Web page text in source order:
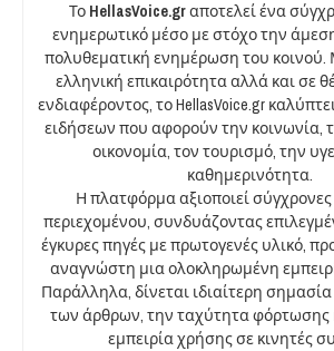
Το HellasVoice.grαποτελεί ένα
ενημερωτικό μέσο με στόχο την
πολυθεματική ενημέρωση του
ελληνική επικαιρότητα αλλά και σε
ενδιαφέροντος, το HellasVoice.gr
ειδήσεων που αφορούν την κοινωνία,
οικονομία, τον τουρισμό, την
καθημερινότητα.
Η πλατφόρμα αξιοποιεί σύγχρονες
περιεχομένου, συνδυάζοντας
έγκυρες πηγές με πρωτογενές υλικό,
αναγνώστη μια ολοκληρωμένη
Παράλληλα, δίνεται ιδιαίτερη
των άρθρων, την ταχύτητα φόρτωσης
εμπειρία χρήσης σε κινητές